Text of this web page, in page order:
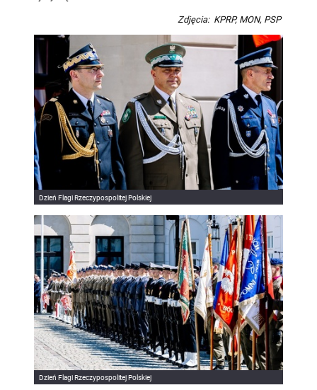
Zdjęcia: KPRP, MON, PSP
Dzień Flagi Rzeczypospolitej Polskiej
Dzień Flagi Rzeczypospolitej Polskiej